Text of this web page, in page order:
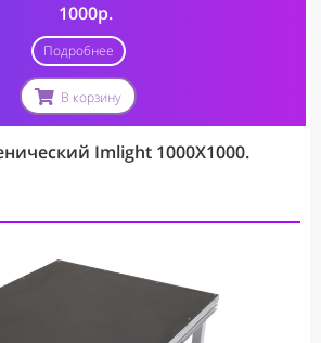
1000р.
Подробнее
В корзину
Imlight 1000X1000.